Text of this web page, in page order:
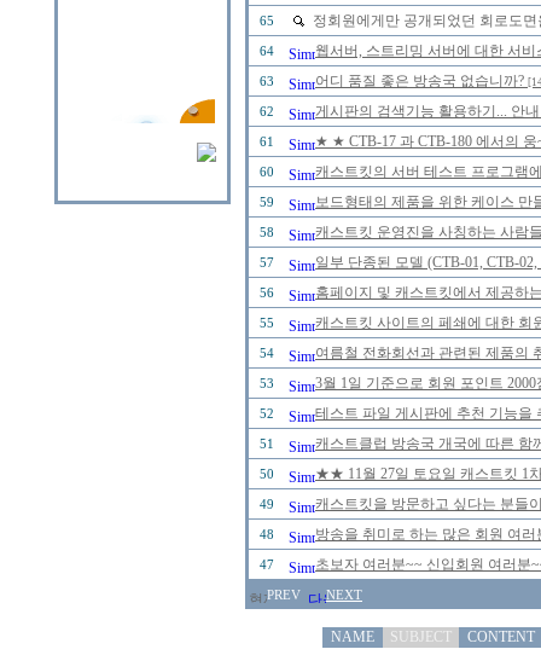
65 정회원에게만 공개되었던 회로도
64 웹서버, 스트리밍 서버에 대한 서
63 어디 품질 좋은 방송국 없습니까?
62 게시판의 검색기능 활용하기... 안
61 ★ ★ CTB-17 과 CTB-180 에서의
60 캐스트킷의 서버 테스트 프로그램
59 보드형태의 제품을 위한 케이스 만
58 캐스트킷 운영진을 사칭하는 사람
57 일부 단종된 모델 (CTB-01, CTB-
56 홈페이지 및 캐스트킷에서 제공하
55 캐스트킷 사이트의 페쇄에 대한
54 여름철 전화회선과 관련된 제품의
53 3월 1일 기준으로 회원 포인트
52 테스트 파일 게시판에 추천 기능
51 캐스트클럽 방송국 개국에 따른
50 ★★ 11월 27일 토요일 캐스트킷
49 캐스트킷을 방문하고 싶다는 분들
48 방송을 취미로 하는 많은 회원 여
47 초보자 여러분~~ 신입회원 여러
PREV NEXT